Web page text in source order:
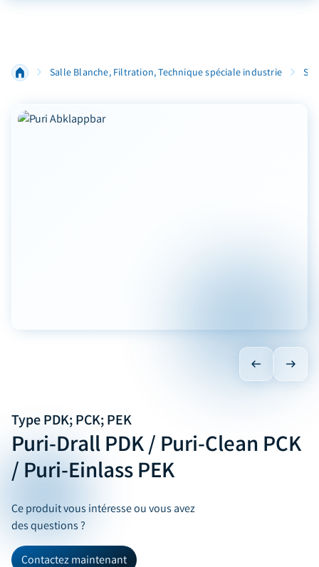
Salle Blanche, Filtration, Technique spéciale industrie
Type PDK; PCK; PEK
Puri-Drall PDK / Puri-Clean PCK
/ Puri-Einlass PEK
Ce produit vous intéresse ou vous avez
des questions ?
Contactez maintenant